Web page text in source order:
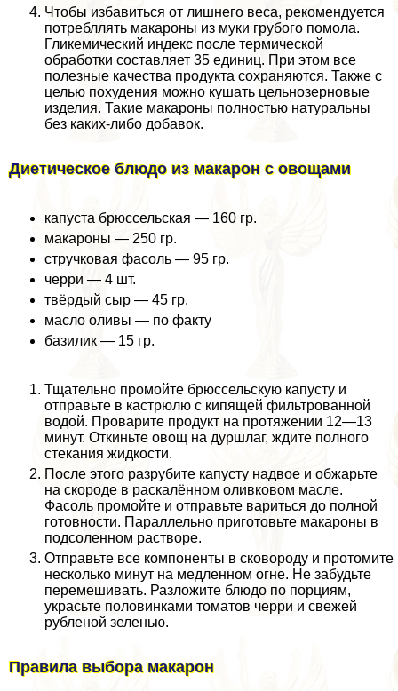
Чтобы избавиться от лишнего веса, рекомендуется
потрeбллять макароны из муки грубого помола.
Гликемический индекс после термической
обработки составляет 35 единиц. При этом все
полезные качества продукта сохраняются. Также с
целью похудения можно кушать цельнозерновые
изделия. Такие макароны полностью натуральны
без каких-либо добавок.
Диетическое блюдо из макарон с овощами
капуста брюссельская — 160 гр.
макароны — 250 гр.
стручковая фасоль — 95 гр.
черри — 4 шт.
твёрдый сыр — 45 гр.
масло оливы — по факту
базилик — 15 гр.
Тщательно промойте брюссельскую капусту и
отправьте в кастрюлю с кипящей фильтрованной
водой. Проварите продукт на протяжении 12—13
минут. Откиньте овощ на дуршлаг, ждите полного
стекания жидкости.
После этого разрубите капусту надвое и обжарьте
на скороде в раскалённом оливковом масле.
Фасоль промойте и отправьте вариться до полной
готовности. Параллельно приготовьте макароны в
подсоленном растворе.
Отправьте все компоненты в сковороду и протомите
несколько минут на медленном огне. Не забудьте
перемешивать. Разложите блюдо по порциям,
украсьте половинками томатов черри и свежей
рубленой зеленью.
Правила выбора макарон